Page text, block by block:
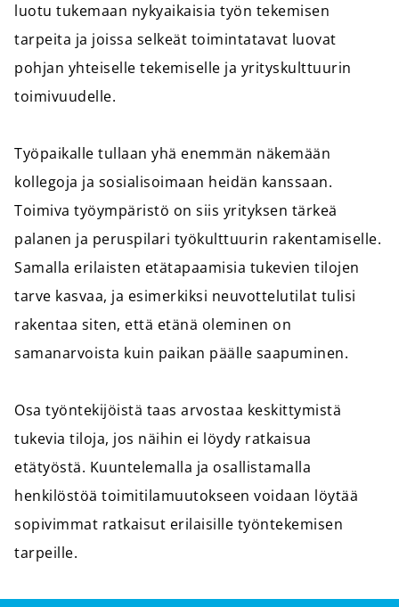
luotu tukemaan nykyaikaisia työn tekemisen
tarpeita ja joissa selkeät toimintatavat luovat
pohjan yhteiselle tekemiselle ja yrityskulttuurin
toimivuudelle.
Työpaikalle tullaan yhä enemmän näkemään
kollegoja ja sosialisoimaan heidän kanssaan.
Toimiva työympäristö on siis yrityksen tärkeä
palanen ja peruspilari työkulttuurin rakentamiselle.
Samalla erilaisten etätapaamisia tukevien tilojen
tarve kasvaa, ja esimerkiksi neuvottelutilat tulisi
rakentaa siten, että etänä oleminen on
samanarvoista kuin paikan päälle saapuminen.
Osa työntekijöistä taas arvostaa keskittymistä
tukevia tiloja, jos näihin ei löydy ratkaisua
etätyöstä. Kuuntelemalla ja osallistamalla
henkilöstöä toimitilamuutokseen voidaan löytää
sopivimmat ratkaisut erilaisille työntekemisen
tarpeille.